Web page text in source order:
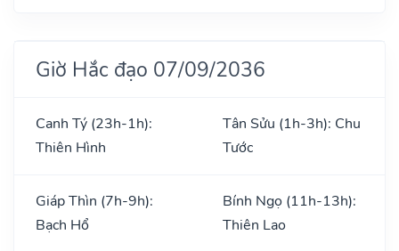
Giờ Hắc đạo 07/09/2036
Canh Tý (23h-1h):
Thiên Hình
Tân Sửu (1h-3h): Chu
Tước
Giáp Thìn (7h-9h):
Bạch Hổ
Bính Ngọ (11h-13h):
Thiên Lao